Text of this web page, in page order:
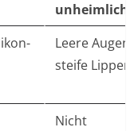
unheimlich?
Leere Augen,
steife Lippen
Nicht